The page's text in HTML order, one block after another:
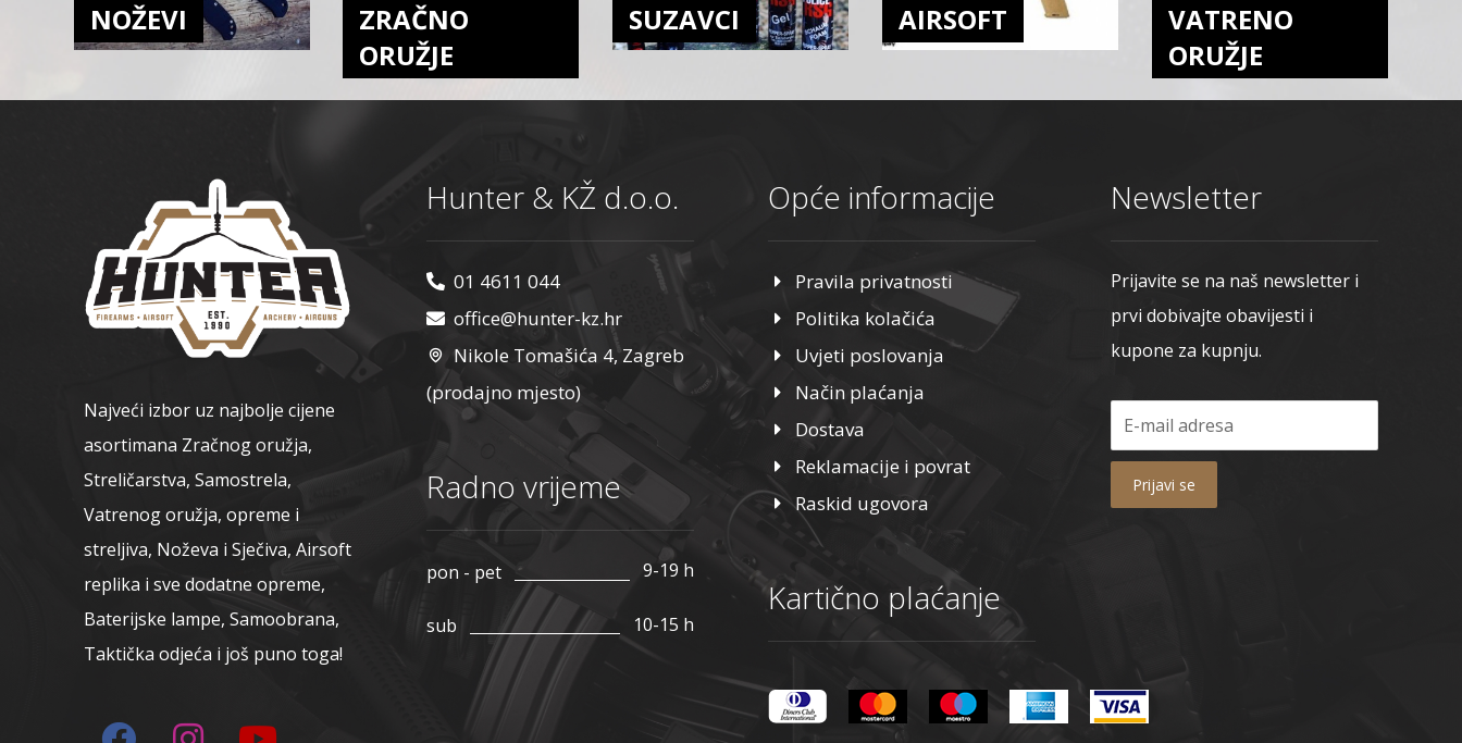
NOŽEVI
ZRAČNO
ORUŽJE
SUZAVCI AIRSOFT
VATRENO
ORUŽJE
Najveći izbor uz najbolje cijene
asortimana Zračnog oružja,
Streličarstva, Samostrela,
Vatrenog oružja, opreme i
streljiva, Noževa i Sječiva, Airsoft
replika i sve dodatne opreme,
Baterijske lampe, Samoobrana,
Taktička odjeća i još puno toga!
Hunter & KŽ d.o.o.
01 4611 044
office@hunter-kz.hr
Nikole Tomašića 4, Zagreb
(prodajno mjesto)
Radno vrijeme
pon - pet 9-19 h
sub 10-15 h
Opće informacije
Pravila privatnosti
Politika kolačića
Uvjeti poslovanja
Način plaćanja
Dostava
Reklamacije i povrat
Raskid ugovora
Kartično plaćanje
Newsletter
Prijavite se na naš newsletter i
prvi dobivajte obavijesti i
kupone za kupnju.
Prijavi se